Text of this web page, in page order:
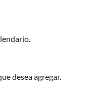
desea agregar.